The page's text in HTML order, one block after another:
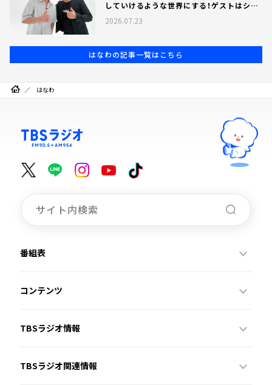
していけるような世界にする！ゲストはシス
テムエンジニアの西山颯太さん！
2026.07.23
はなわの記事一覧はこちら
はなわ
番組表
コンテンツ
TBSラジオ情報
TBSラジオ関連情報